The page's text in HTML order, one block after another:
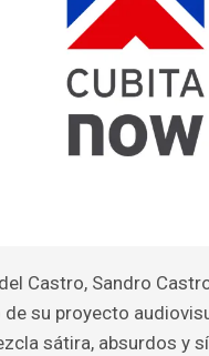
Castro, Sandro
su proyecto
sátira, absurdos y